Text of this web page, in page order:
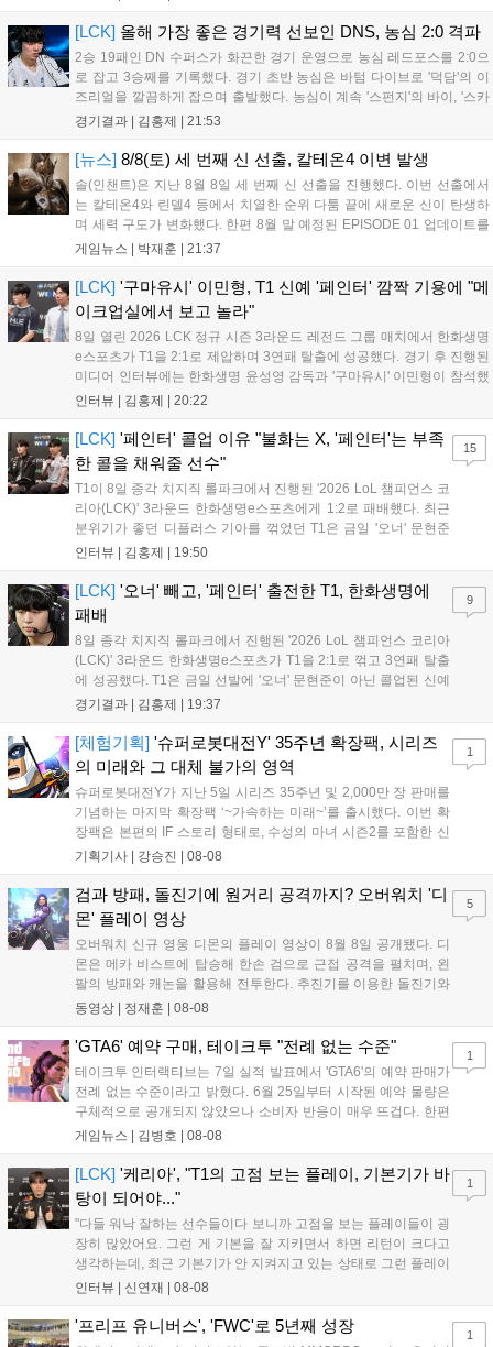
인규 감독 : 모든 경...
[LCK] 올해 가장 좋은 경기력 선보인 DNS, 농심 2:0 격파
2승 19패인 DN 수퍼스가 화끈한 경기 운영으로 농심 레드포스를 2:0으
로 잡고 3승째를 기록했다. 경기 초반 농심은 바텀 다이브로 '덕담'의 이
즈리얼을 깔끔하게 잡으며 출발했다. 농심이 계속 '스펀지'의 바이, '스카
웃'의 신드라가 맹활약하며 초반부터 잡은 주도권을 계속 잘 굴렸다.
었...
경기결과 | 김홍제 21:53
[뉴스] 8/8(토) 세 번째 신 선출, 칼테온4 이변 발생
솔(인챈트)은 지난 8월 8일 세 번째 신 선출을 진행했다. 이번 선출에서
는 칼테온4와 린델4 등에서 치열한 순위 다툼 끝에 새로운 신이 탄생하
며 세력 구도가 변화했다. 한편 8월 말 예정된 EPISODE 01 업데이트를
통해 월드 콘텐츠가 추가될 예정이며, 이를 통해 추후 주신 및 절대신에
더욱 가속화될 전망이다....
게임뉴스 | 박재훈 21:37
[LCK] '구마유시' 이민형, T1 신예 '페인터' 깜짝 기용에 "메
이크업실에서 보고 놀라"
8일 열린 2026 LCK 정규 시즌 3라운드 레전드 그룹 매치에서 한화생명
e스포츠가 T1을 2:1로 제압하며 3연패 탈출에 성공했다. 경기 후 진행된
미디어 인터뷰에는 한화생명 윤성영 감독과 '구마유시' 이민형이 참석했
다. 먼저 승리 소감에 대해 윤성영 감독은 "오랜만에 승리해 기분이 좋고,
인터뷰 | 김홍제 20:22
[LCK] '페인터' 콜업 이유 "불화는 X, '페인터'는 부족
한 콜을 채워줄 선수"
T1이 8일 종각 치지직 롤파크에서 진행된 '2026 LoL 챔피언스 코
리아(LCK)' 3라운드 한화생명e스포츠에게 1:2로 패배했다. 최근
분위기가 좋던 디플러스 기아를 꺾었던 T1은 금일 '오너' 문현준
을 빼고 신예 '페인터' 김은후를 투입시키는 강수를 뒀으나 결국
즈' 김수환의 인터뷰 내...
인터뷰 | 김홍제 19:50
15
[LCK] '오너' 빼고, '페인터' 출전한 T1, 한화생명에
패배
8일 종각 치지직 롤파크에서 진행된 '2026 LoL 챔피언스 코리아
(LCK)' 3라운드 한화생명e스포츠가 T1을 2:1로 꺾고 3연패 탈출
에 성공했다. T1은 금일 선발에 '오너' 문현준이 아닌 콜업된 신예
'페인터' 김은후를 투입했지만, 결국 1:2로 패배하고 말았다. T1은
을 빼냈다....
경기결과 | 김홍제 19:37
9
[체험기획] '슈퍼로봇대전Y' 35주년 확장팩, 시리즈
의 미래와 그 대체 불가의 영역
슈퍼로봇대전Y가 지난 5일 시리즈 35주년 및 2,000만 장 판매를
기념하는 마지막 확장팩 ‘~가속하는 미래~’를 출시했다. 이번 확
장팩은 본편의 IF 스토리 형태로, 수성의 마녀 시즌2를 포함한 신
규 참전작과 크로스오버 합체기를 선보이며 작품을 완결 짓는다.
하는 몰입감 있는 서사와 조합을 구현하며 시리즈의 미래를 향한
새로운 가능성을 제시했다....
기획기사 | 강승진 08-08
1
검과 방패, 돌진기에 원거리 공격까지? 오버워치 '디
몬' 플레이 영상
오버워치 신규 영웅 디몬의 플레이 영상이 8월 8일 공개됐다. 디
몬은 메카 비스트에 탑승해 한손 검으로 근접 공격을 펼치며, 왼
팔의 방패와 캐논을 활용해 전투한다. 추진기를 이용한 돌진기와
참격 형태의 궁극기를 보유했고, 메카 파괴 시 맨몸으로 기관총을
산의 영웅들 업데이트를 통해 정식 출시될 예정이다....
동영상 | 정재훈 08-08
5
'GTA6' 예약 구매, 테이크투 "전례 없는 수준"
테이크투 인터랙티브는 7일 실적 발표에서 'GTA6'의 예약 판매가
전례 없는 수준이라고 밝혔다. 6월 25일부터 시작된 예약 물량은
구체적으로 공개되지 않았으나 소비자 반응이 매우 뜨겁다. 한편
11월 19일 PS5와 Xbox 시리즈 X|S로 정식 출시될 예정이며, 록
상 'Grand Theft Auto VI: An Extended Look'을 최초 공개할 계획
이다....
게임뉴스 | 김병호 08-08
1
[LCK] '케리아', "T1의 고점 보는 플레이, 기본기가 바
탕이 되어야..."
"다들 워낙 잘하는 선수들이다 보니까 고점을 보는 플레이들이 굉
장히 많았어요. 그런 게 기본을 잘 지키면서 하면 리턴이 크다고
생각하는데, 최근 기본기가 안 지켜지고 있는 상태로 그런 플레이
를 추구하다 보니까 팀적으로 안 좋은 사고가 계속 많이 났던 것
LoL 챔피언스 코리아(LCK)'...
인터뷰 | 신연재 08-08
1
'프리프 유니버스', 'FWC'로 5년째 성장 1